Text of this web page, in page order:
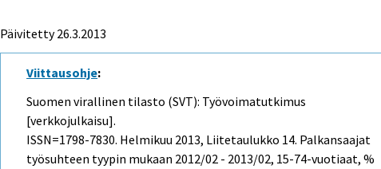
Päivitetty 26.3.2013
Viittausohje:
Suomen virallinen tilasto (SVT): Työvoimatutkimus
[verkkojulkaisu].
ISSN=1798-7830. Helmikuu 2013, Liitetaulukko 14. Palkansaajat
työsuhteen tyypin mukaan 2012/02 - 2013/02, 15-74-vuotiaat, %